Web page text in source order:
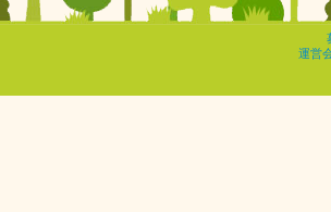
運営